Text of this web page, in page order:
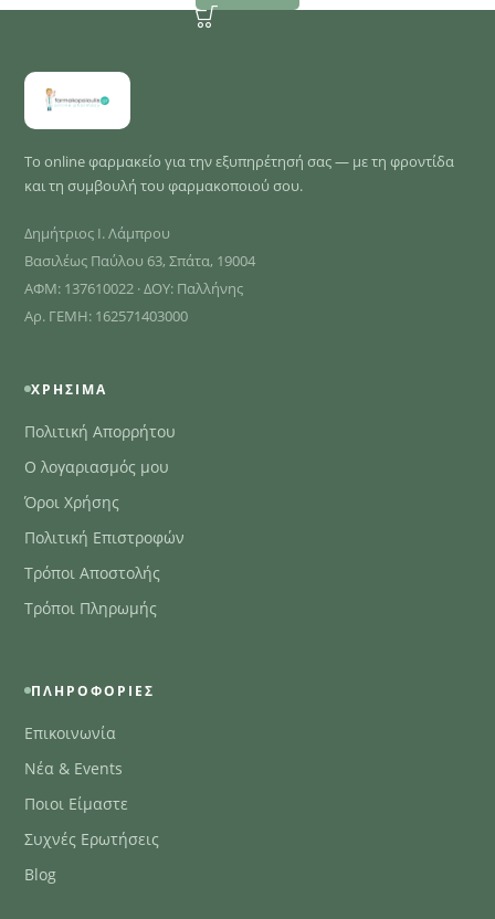
Το online φαρμακείο για την εξυπηρέτησή σας — με τη φροντίδα
και τη συμβουλή του φαρμακοποιού σου.
Δημήτριος Ι. Λάμπρου
Βασιλέως Παύλου 63, Σπάτα, 19004
ΑΦΜ: 137610022 · ΔΟΥ: Παλλήνης
Αρ. ΓΕΜΗ: 162571403000
ΧΡΉΣΙΜΑ
Πολιτική Απορρήτου
Ο λογαριασμός μου
Όροι Χρήσης
Πολιτική Επιστροφών
Τρόποι Αποστολής
Τρόποι Πληρωμής
ΠΛΗΡΟΦΟΡΊΕΣ
Επικοινωνία
Νέα & Events
Ποιοι Είμαστε
Συχνές Ερωτήσεις
Blog